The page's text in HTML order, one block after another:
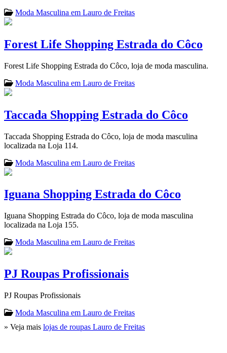
Moda Masculina em Lauro de Freitas
Forest Life Shopping Estrada do Côco
Forest Life Shopping Estrada do Côco, loja de moda masculina.
Moda Masculina em Lauro de Freitas
Taccada Shopping Estrada do Côco
Taccada Shopping Estrada do Côco, loja de moda masculina
localizada na Loja 114.
Moda Masculina em Lauro de Freitas
Iguana Shopping Estrada do Côco
Iguana Shopping Estrada do Côco, loja de moda masculina
localizada na Loja 155.
Moda Masculina em Lauro de Freitas
PJ Roupas Profissionais
PJ Roupas Profissionais
Moda Masculina em Lauro de Freitas
» Veja mais lojas de roupas Lauro de Freitas